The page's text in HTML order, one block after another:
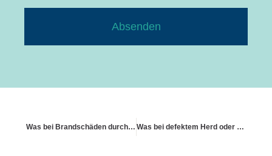
Absenden
Was bei Brandschäden durch technische Defekte zu beachten ist Was bei defektem Herd oder Mikrowelle zu beachten ist